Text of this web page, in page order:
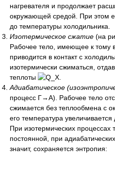
нагревателя и продолжает
окружающей средой. При этом
до температуры холодильника.
Изотермическое сжатие (на
Рабочее тело, имеющее к тому
приводится в контакт с
изотермически сжиматься,
теплоты
Адиабатическое
процесс Г→А). Рабочее тело
сжимается без теплообмена с
его температура
При изотермических процессах
постоянной, при
значит, сохраняется энтропия: